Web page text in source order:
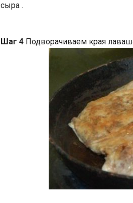
сыра .
Шаг 4 Подворачиваем края